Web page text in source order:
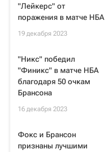
"Лейкерс" от
поражения в матче НБА
19 декабря 2023
"Никс" победил
"Финикс" в матче НБА
благодаря 50 очкам
Брансона
16 декабря 2023
Фокс и Брансон
признаны лучшими